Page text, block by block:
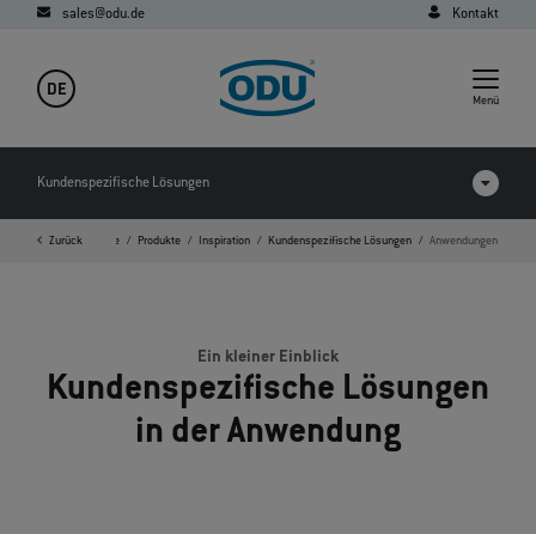
sales@odu.de Kontakt
DE
Menü
Kundenspezifische Lösungen
Anwendungen
ZurückStartseite Produkte Inspiration Kundenspezifische Lösungen Anwendungen
Ein kleiner Einblick
Kundenspezifische Lösungen
in der Anwendung